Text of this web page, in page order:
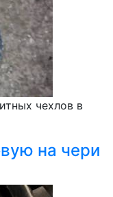
чехлов в
на чери